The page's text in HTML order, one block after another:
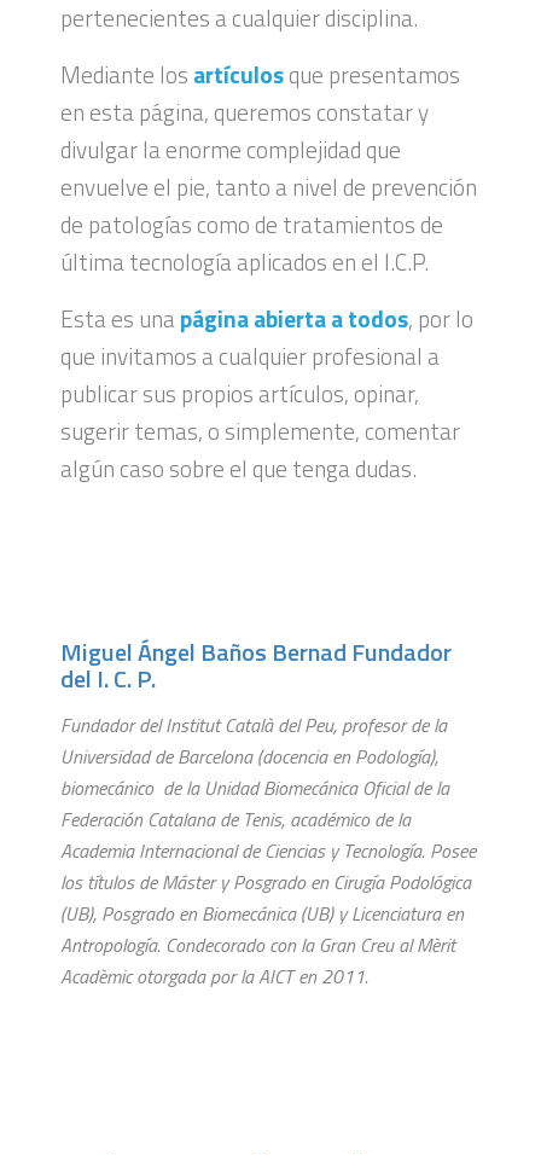
pertenecientes a cualquier disciplina.
Mediante los artículosque presentamos
en esta página, queremos constatar y
divulgar la enorme complejidad que
envuelve el pie, tanto a nivel de prevención
de patologías como de tratamientos de
última tecnología aplicados en el I.C.P.
Esta es unapágina abierta a todos, por lo
que invitamos a cualquier profesional a
publicar sus propios artículos, opinar,
sugerir temas, o simplemente, comentar
algún caso sobre el que tenga dudas.
Miguel Ángel Baños Bernad Fundador
del I. C. P.
Fundador del Institut Català del Peu, profesor de la
Universidad de Barcelona (docencia en Podología),
biomecánico de la Unidad Biomecánica Oficial de la
Federación Catalana de Tenis, académico de la
Academia Internacional de Ciencias y Tecnología. Posee
los títulos de Máster y Posgrado en Cirugía Podológica
(UB), Posgrado en Biomecánica (UB) y Licenciatura en
Antropología. Condecorado con la Gran Creu al Mèrit
Acadèmic otorgada por la AICT en 2011.